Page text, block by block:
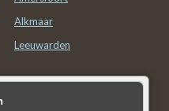
Alkmaar
Leeuwarden
zoeken